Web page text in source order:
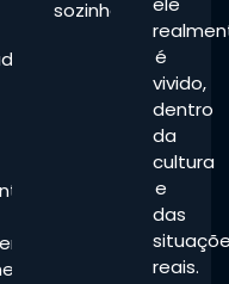
sozinha.
é
vivido,
dentro
da
cultura
e
das
reais.